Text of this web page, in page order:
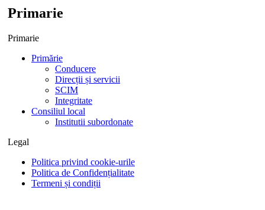
Primarie
Primarie
Primărie
Conducere
Direcții și servicii
SCIM
Integritate
Consiliul local
Institutii subordonate
Legal
Politica privind cookie-urile
Politica de Confidențialitate
Termeni și condiții